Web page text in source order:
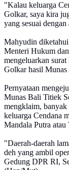
"Kalau keluarga
Golkar, saya kira
yang sesuai
Mahyudin
Menteri Hukum
mengeluarkan
Golkar hasil
Pernyataan
Munas Bali Titiek
mengklaim, banyak
keluarga Cendana
Mandala Putra atau
"Daerah-daerah
deh yang ambil
Gedung DPR RI,